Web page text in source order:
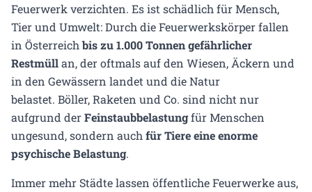
Feuerwerk verzichten. Es ist schädlich für Mensch,
Tier und Umwelt: Durch die Feuerwerkskörper fallen
in Österreichbis zu 1.000 Tonnen gefährlicher
Restmüllan, der oftmals auf den Wiesen, Äckern und
in den Gewässern landet und die Natur
belastet. Böller, Raketen und Co. sind nicht nur
aufgrund derFeinstaubbelastungfür Menschen
ungesund, sondern auch für Tiere eine enorme
psychische Belastung.
Immer mehr Städte lassen öffentliche Feuerwerke aus,